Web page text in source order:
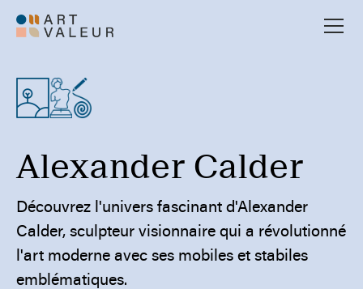
Alexander Calder
Découvrez l'univers fascinant d'Alexander
Calder, sculpteur visionnaire qui a révolutionné
l'art moderne avec ses mobiles et stabiles
emblématiques.